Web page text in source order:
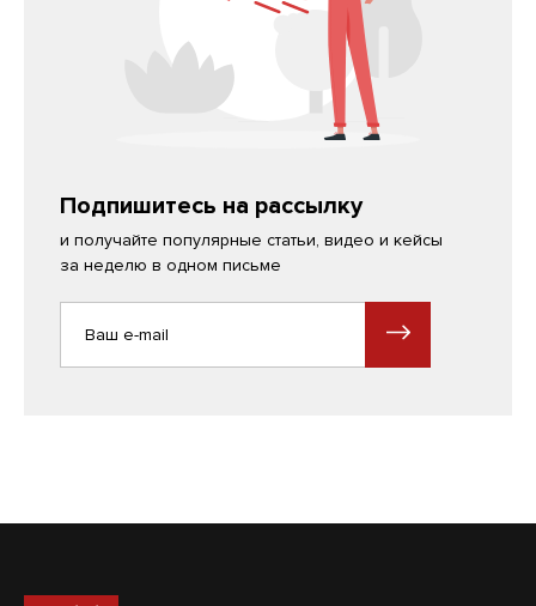
Подпишитесь на рассылку
и получайте популярные статьи, видео и кейсы
за неделю в одном письме